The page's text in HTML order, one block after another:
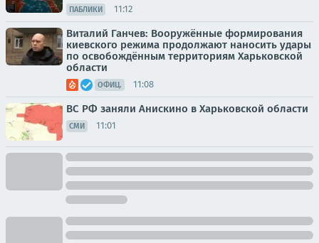
ПАБЛИКИ 11:12
Виталий Ганчев: Вооружённые формирования
киевского режима продолжают наносить удары
по освобождённым территориям Харьковской
области
ОФИЦ. 11:08
ВС РФ заняли Анискино в Харьковской области
СМИ 11:01